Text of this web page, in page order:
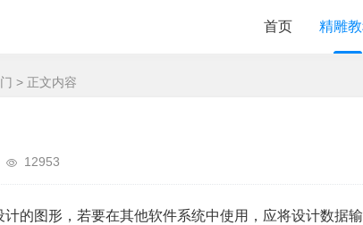
首页 精雕
> 正文内容
12953
计的图形，若要在其他软件系统中使用，应将设计数据